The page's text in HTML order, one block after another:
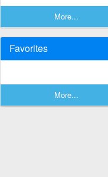
More...
Favorites
More...